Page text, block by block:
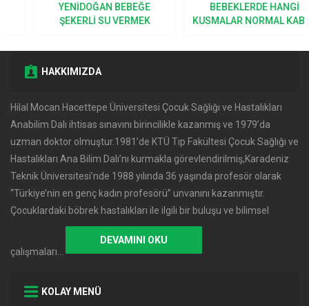
YENIDOĞAN BEBEĞE
ŞEKERLI SU VERMEK
BEBEKLERDE HANGI
KUSMALAR NORMAL KABUL
HAKKIMIZDA
Hilal Mocan Hacettepe Üniversitesi Çocuk Sağlığı ve Hastalıkları
Anabilim Dalı ihtisas sınavını birincilikle kazanmış ve 1979’da
uzman doktor olmuştur.1981’de KTÜ Tıp Fakültesi Çocuk Sağlığı ve
Hastalıkları Ana Bilim Dalı’nı kurmakla görevlendirilmiş,Karadeniz
Teknik Üniversitesi’nde 1988 yılında 36 yaşında profesör olarak
‘‘Türkiye’nin en genç kadın profesörü’’ unvanını kazanmıştır.
Çocuklardaki böbrek hastalıkları ile ilgili bir buluşu ve bilimsel
çalışmaları…
DEVAMINI OKU
KOLAY MENÜ